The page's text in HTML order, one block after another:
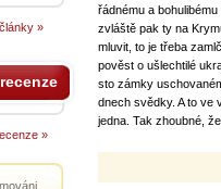
řádnému a
zvláště pak ty na
mluvit, to je třeba
pověst o ušlechtilé
sto zámky
dnech svědky. A to ve
jedna. Tak zhoubné,
»
»